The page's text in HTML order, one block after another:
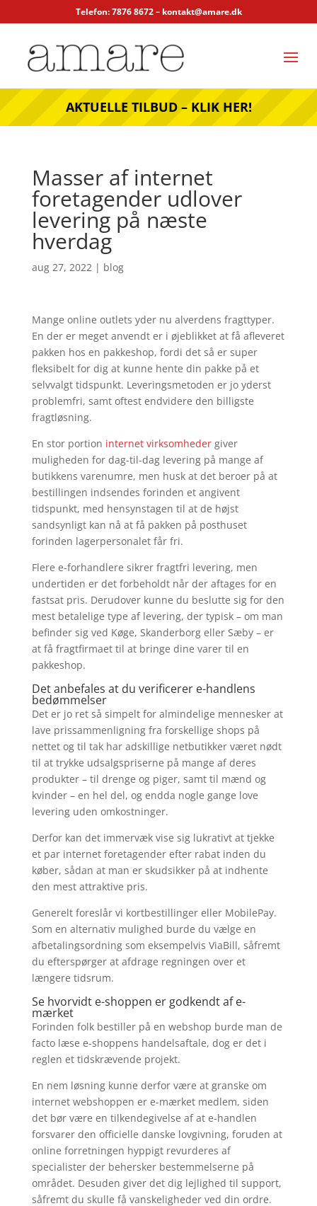
Telefon: 7876 8672 – kontakt@amare.dk
AKTUELLE TILBUD – KLIK HER!
Masser af internet
foretagender udlover
levering på næste
hverdag
aug 27, 2022| blog
Mange online outlets yder nu alverdens fragttyper.
En der er meget anvendt er i øjeblikket at få afleveret
pakken hos en pakkeshop, fordi det så er super
fleksibelt for dig at kunne hente din pakke på et
selvvalgt tidspunkt. Leveringsmetoden er jo yderst
problemfri, samt oftest endvidere den billigste
fragtløsning.
En stor portion internet virksomhedergiver
muligheden for dag-til-dag levering på mange af
butikkens varenumre, men husk at det beroer på at
bestillingen indsendes forinden et angivent
tidspunkt, med hensynstagen til at de højst
sandsynligt kan nå at få pakken på posthuset
forinden lagerpersonalet får fri.
Flere e-forhandlere sikrer fragtfri levering, men
undertiden er det forbeholdt når der aftages for en
fastsat pris. Derudover kunne du beslutte sig for den
mest betalelige type af levering, der typisk – om man
befinder sig ved Køge, Skanderborg eller Sæby – er
at få fragtfirmaet til at bringe dine varer til en
pakkeshop.
Det anbefales at du verificerer e-handlens
bedømmelser
Det er jo ret så simpelt for almindelige mennesker at
lave prissammenligning fra forskellige shops på
nettet og til tak har adskillige netbutikker været nødt
til at trykke udsalgspriserne på mange af deres
produkter – til drenge og piger, samt til mænd og
kvinder – en hel del, og endda nogle gange love
levering uden omkostninger.
Derfor kan det immervæk vise sig lukrativt at tjekke
et par internet foretagender efter rabat inden du
køber, sådan at man er skudsikker på at indhente
den mest attraktive pris.
Generelt foreslår vi kortbestillinger eller MobilePay.
Som en alternativ mulighed burde du vælge en
afbetalingsordning som eksempelvis ViaBill, såfremt
du efterspørger at afdrage regningen over et
længere tidsrum.
Se hvorvidt e-shoppen er godkendt af e-
mærket
Forinden folk bestiller på en webshop burde man de
facto læse e-shoppens handelsaftale, dog er det i
reglen et tidskrævende projekt.
En nem løsning kunne derfor være at granske om
internet webshoppen er e-mærket medlem, siden
det bør være en tilkendegivelse af at e-handlen
forsvarer den officielle danske lovgivning, foruden at
online forretningen hyppigt revurderes af
specialister der behersker bestemmelserne på
området. Desuden giver det dig lejlighed til support,
såfremt du skulle få vanskeligheder ved din ordre.